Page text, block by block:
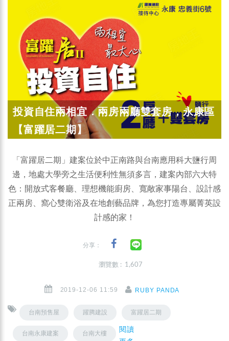
投資自住兩相宜．兩房兩廳雙套房，永康區
【富躍居二期】
「富躍居二期」建案位於中正南路與台南應用科大鹽行周
邊，地處大學旁之生活便利性無須多言，建案內部六大特
色：開放式客餐廳、理想機能廚房、寬敞家事陽台、設計感
正兩房、窩心雙衛浴及在地創藝品牌，為您打造專屬菁英設
計感的家！
分享：
瀏覽數 : 1,607
2019-12-06 11:59 RUBY PANDA
台南預售屋 躍腾建設 富躍居二期
台南永康建案 台南大樓
閱讀